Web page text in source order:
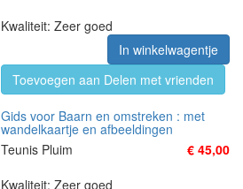
Kwaliteit: Zeer goed
In winkelwagentje
Toevoegen aan Delen met vrienden
Gids voor Baarn en omstreken : met
wandelkaartje en afbeeldingen
Teunis Pluim
€ 45,00
Kwaliteit: Zeer goed